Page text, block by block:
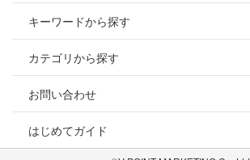
キーワードから探す
カテゴリから探す
お問い合わせ
はじめてガイド